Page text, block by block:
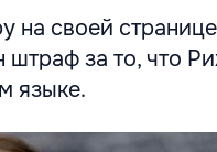
на своей
штраф за то, что
языке.